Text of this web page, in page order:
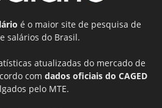
é o maior site de pesquisa de
salários do Brasil.
atualizadas do mercado de
com dados oficiais do CAGED
pelo MTE.